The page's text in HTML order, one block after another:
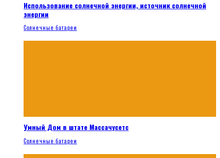
Использование солнечной энергии, источник солнечной
энергии
Солнечные батареи
Умный Дом в штате Массачусетс
Солнечные батареи